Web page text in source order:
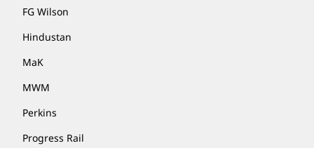
FG Wilson
Hindustan
MaK
MWM
Perkins
Progress Rail